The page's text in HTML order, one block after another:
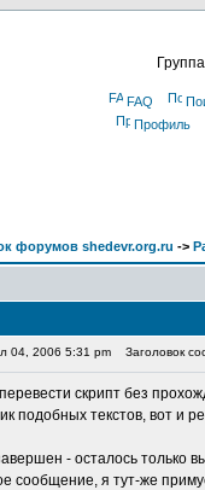
FAQ
Профиль
форумов shedevr.org.ru ->
04, 2006 5:31 pm Заголовок
скрипт без
подобных текстов, вот и
- осталось только
сообщение, я тут-же